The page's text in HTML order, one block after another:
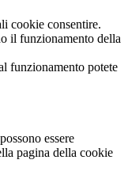
cookie consentire.
il funzionamento della
funzionamento potete
essere
pagina della cookie